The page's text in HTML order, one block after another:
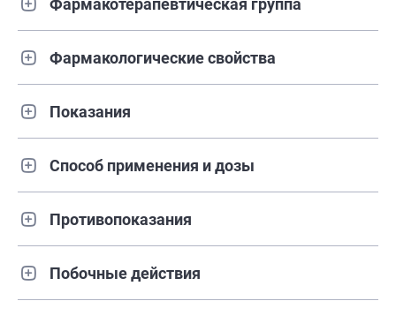
Фармакотерапевтическая группа
Фармакологические свойства
Показания
Способ применения и дозы
Противопоказания
Побочные действия